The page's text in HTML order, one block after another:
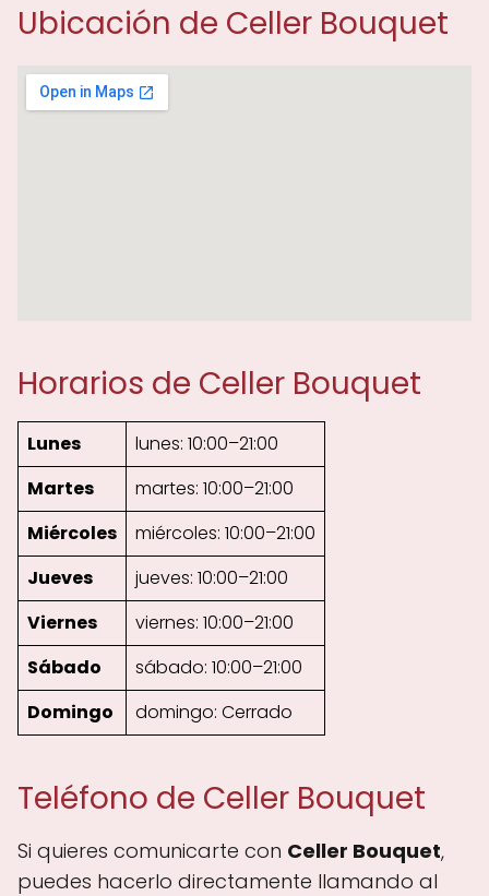
Ubicación de Celler Bouquet
Horarios de Celler Bouquet
Lunes
lunes: 10:00–21:00
Martes
martes: 10:00–21:00
Miércoles
miércoles: 10:00–21:00
Jueves
jueves: 10:00–21:00
Viernes
viernes: 10:00–21:00
Sábado
sábado: 10:00–21:00
Domingo
domingo: Cerrado
Teléfono de Celler Bouquet
Si quieres comunicarte con Celler Bouquet,
puedes hacerlo directamente llamando al